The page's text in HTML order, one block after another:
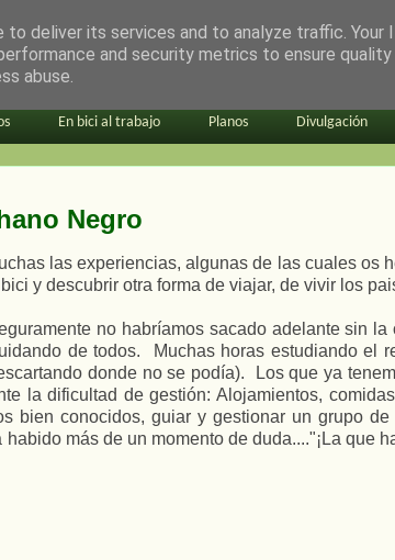
En bici al trabajo Planos Divulgación
Negro
las experiencias, algunas de las cuales
y descubrir otra forma de viajar, de vivir los
no habríamos sacado adelante sin
de todos. Muchas horas estudiando el
donde no se podía). Los que ya
la dificultad de gestión: Alojamientos,
bien conocidos, guiar y gestionar un grupo
más de un momento de duda...."¡La
deliver its services and to analyze traffic. Your
and security metrics to ensure
abuse.